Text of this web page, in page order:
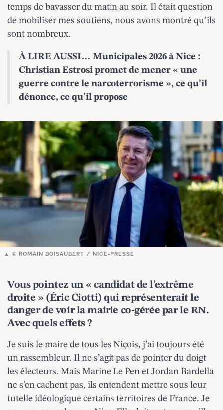
temps de bavasser du matin au soir. Il était question
de mobiliser mes soutiens, nous avons montré qu’ils
sont nombreux.
À LIRE AUSSI… Municipales 2026 à Nice :
Christian Estrosi promet de mener « une
guerre contre le narcoterrorisme », ce qu’il
dénonce, ce qu’il propose
© ROMAIN BOISAUBERT / NICE-PRESSE
Vous pointez un « candidat de l’extrême
droite » (Éric Ciotti) qui représenterait le
danger de voir la mairie co-gérée par le RN.
Avec quels effets ?
Je suis le maire de tous les Niçois, j’ai toujours été
un rassembleur. Il ne s’agit pas de pointer du doigt
les électeurs. Mais Marine Le Pen et Jordan Bardella
ne s’en cachent pas, ils entendent mettre sous leur
tutelle idéologique certains territoires de France. Je